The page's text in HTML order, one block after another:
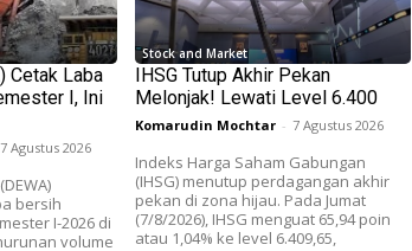
Cetak Laba
I, Ini
7 Agustus 2026
bersih
I-2026 di
volume
Stock and Market
IHSG Tutup Akhir Pekan
Melonjak! Lewati Level 6.400
Komarudin Mochtar - 7 Agustus 2026
Indeks Harga Saham Gabungan
(IHSG) menutup perdagangan akhir
pekan di zona hijau. Pada Jumat
(7/8/2026), IHSG menguat 65,94 poin
atau 1,04% ke level 6.409,65,